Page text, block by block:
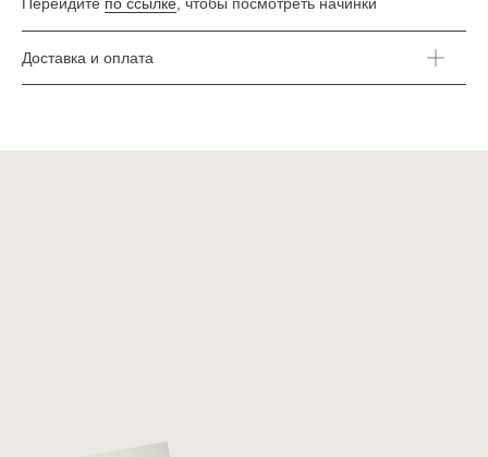
Доставка и оплата
по Вашему описанию и воплотим любые
пожелания в торте.